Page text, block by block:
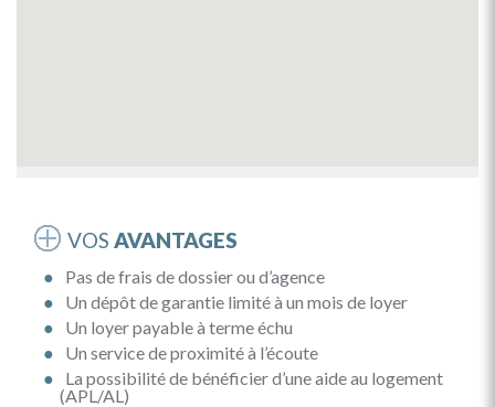
VOS AVANTAGES
Pas de frais de dossier ou d’agence
Un dépôt de garantie limité à un mois de loyer
Un loyer payable à terme échu
Un service de proximité à l’écoute
La possibilité de bénéficier d’une aide au logement
(APL/AL)